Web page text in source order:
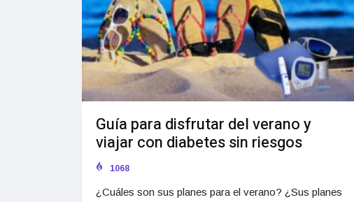
Guía para disfrutar del verano y
viajar con diabetes sin riesgos
1068
¿Cuáles son sus planes para el verano? ¿Sus planes